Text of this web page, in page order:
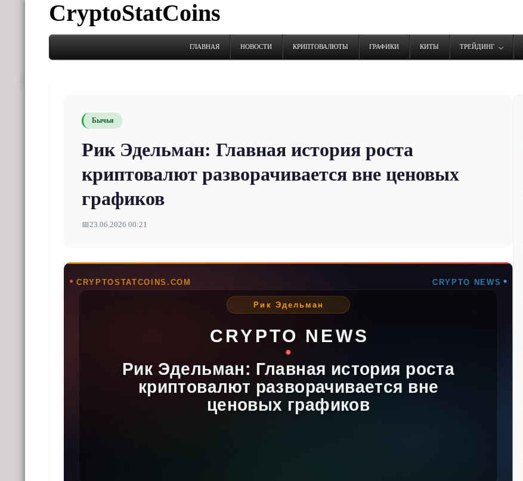
CryptoStatCoins
ГЛАВНАЯ НОВОСТИ КРИПТОВАЛЮТЫ ГРАФИКИ КИТЫ ТРЕЙДИНГ
Бычья
Рик Эдельман: Главная история роста
криптовалют разворачивается вне ценовых
графиков
📅23.06.2026 00:21